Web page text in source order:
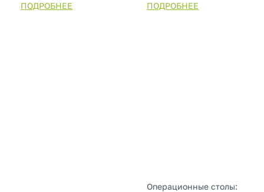
ПОДРОБНЕЕ
ПОДРОБНЕЕ
Операционные столы: